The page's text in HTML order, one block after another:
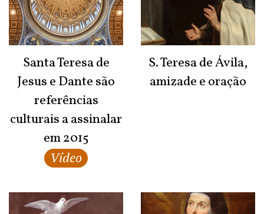
Santa Teresa de
Jesus e Dante são
referências
culturais a assinalar
em 2015
Vídeo
S. Teresa de Ávila,
amizade e oração